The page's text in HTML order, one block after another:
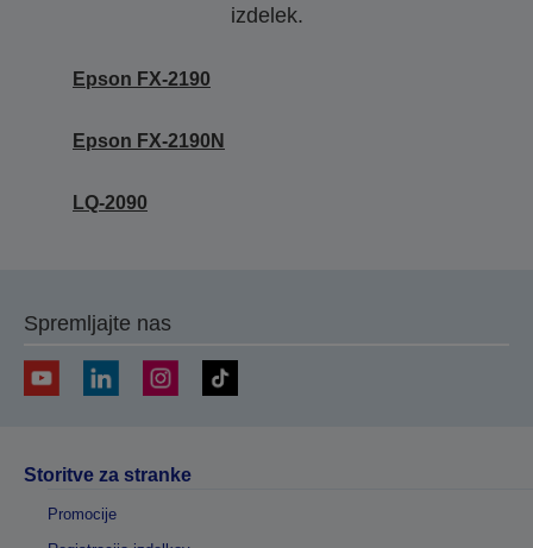
izdelek.
Epson FX-2190
Epson FX-2190N
LQ-2090
Spremljajte nas
Storitve za stranke
Promocije